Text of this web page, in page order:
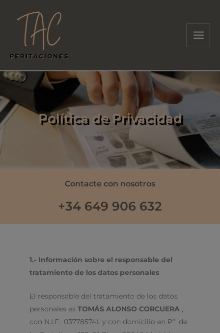
contenido
Política de Privacidad
Contacte con nosotros
+34 649 906 632
1.- Información sobre el responsable del
tratamiento de los datos personales
El responsable del tratamiento de los datos
personales es TOMÁS ALONSO CORCUERA ,
con N.I.F.: 03778574L y con domicilio en Pº. de